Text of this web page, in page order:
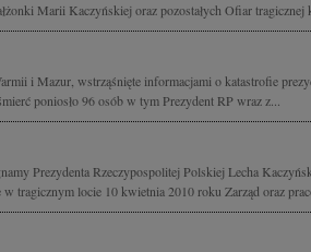
Marii Kaczyńskiej oraz pozostałych Ofiar tragicznej
i Mazur, wstrząśnięte informacjami o katastrofie
poniosło 96 osób w tym Prezydent RP wraz z...
Prezydenta Rzeczypospolitej Polskiej Lecha
w tragicznym locie 10 kwietnia 2010 roku Zarząd oraz